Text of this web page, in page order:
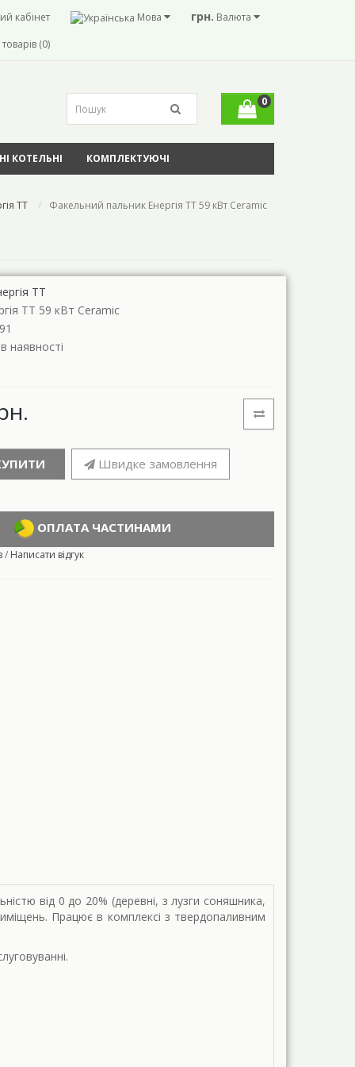
грн. Валюта
Мова
кабінет
(0)
0
КОТЕЛЬНІ КОМПЛЕКТУЮЧІ
ТТ Факельний пальник Енергія ТТ 59 кВт Ceramic
ТТ
ТТ 59 кВт Ceramic
наявності
Швидке замовлення
ОПЛАТА ЧАСТИНАМИ
/ Написати відгук
від 0 до 20% (деревні, з лузги соняшника,
Працює в комплексі з твердопаливним